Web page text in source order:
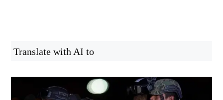
Translate with AI to